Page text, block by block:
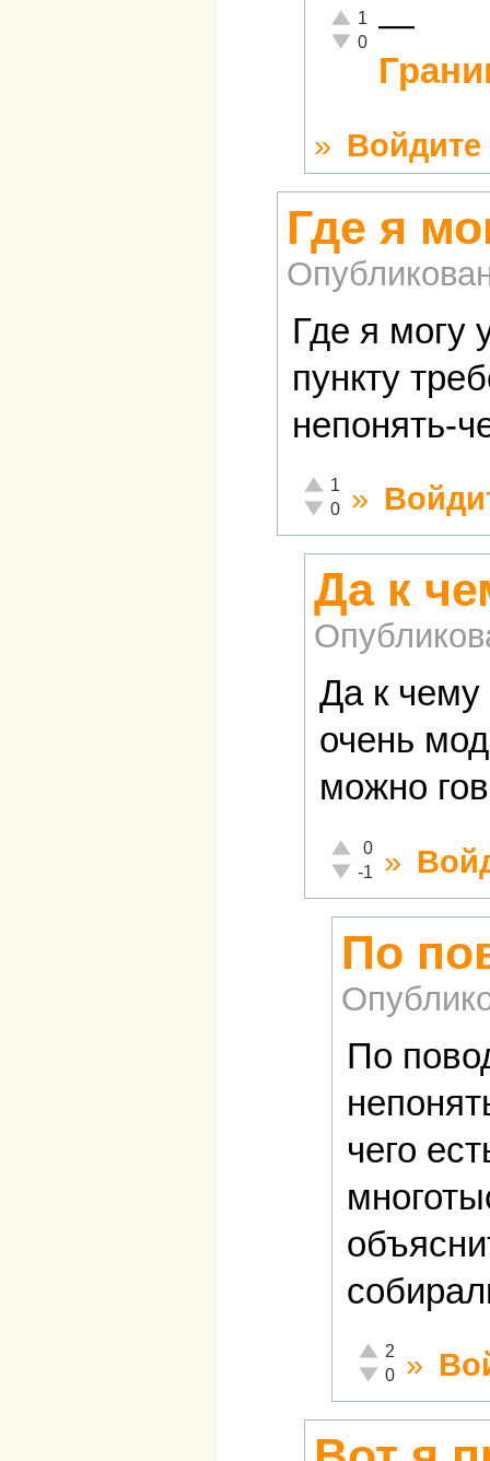
Отлично!
1
Неадекватно!
0 —
» Войдите
Где я
Где я могу
пункту
непонять-
Отлично!
1
Неадекватно!
0 »
Да к
Да к чему
очень
можно
Отлично!
0
Неадекватно!
-1 »
По
По
чего
Отлично!
2
Неадекватно!
0 »